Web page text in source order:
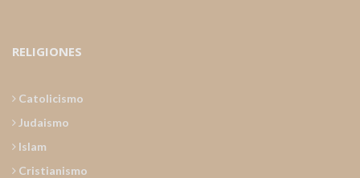
RELIGIONES
Catolicismo
Judaismo
Islam
Cristianismo